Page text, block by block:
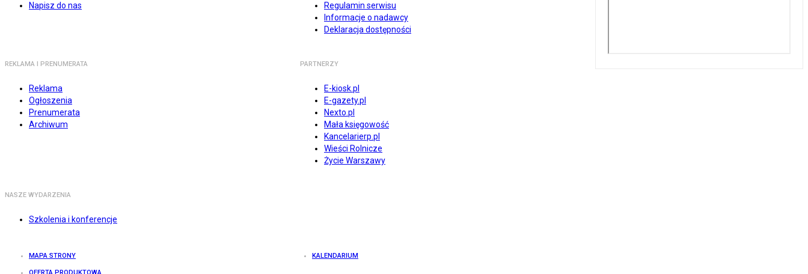
Napisz do nas
Regulamin serwisu
Informacje o nadawcy
Deklaracja dostępności
REKLAMA I PRENUMERATA
Reklama
Ogłoszenia
Prenumerata
Archiwum
PARTNERZY
E-kiosk.pl
E-gazety.pl
Nexto.pl
Mała księgowość
Kancelarierp.pl
Wieści Rolnicze
Życie Warszawy
NASZE WYDARZENIA
Szkolenia i konferencje
MAPA STRONY KALENDARIUM